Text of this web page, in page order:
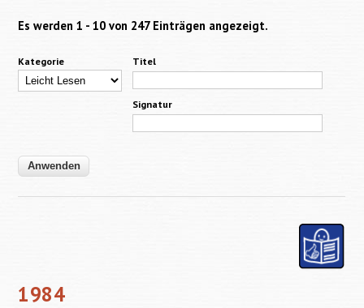
Es werden 1 - 10 von 247 Einträgen angezeigt.
Kategorie Titel
Signatur
1984